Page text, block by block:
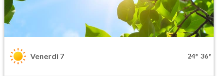
Venerdì 7 24° 36°